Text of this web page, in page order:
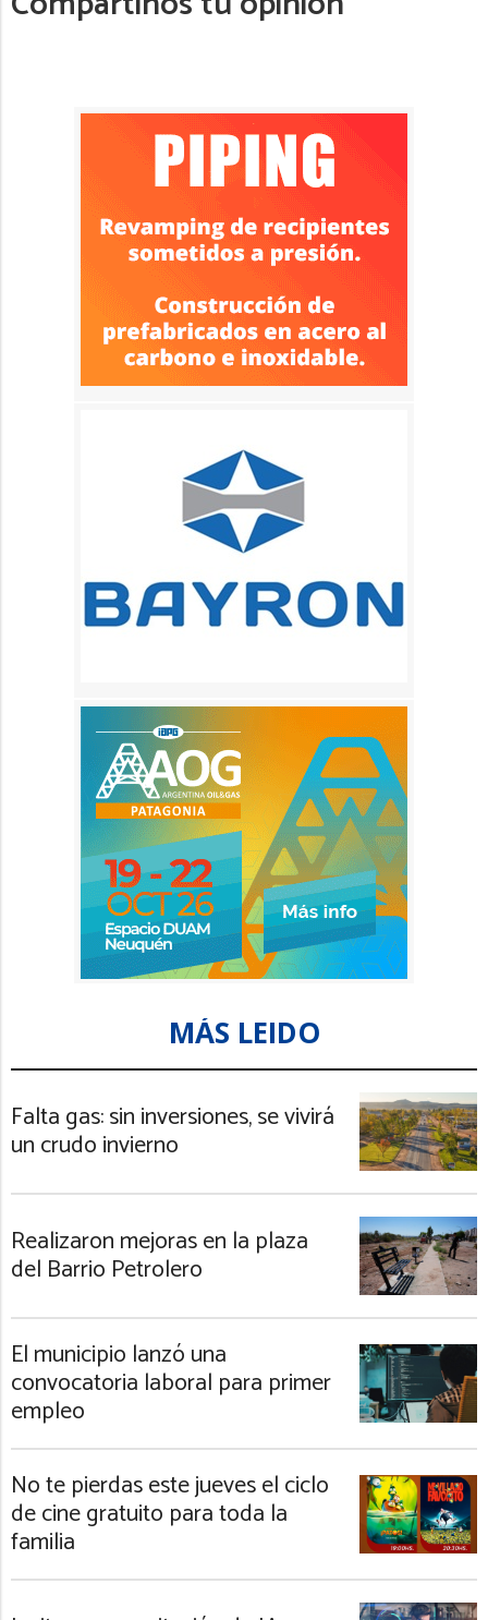
MÁS LEIDO
Falta gas: sin inversiones, se vivirá
un crudo invierno
Realizaron mejoras en la plaza
del Barrio Petrolero
El municipio lanzó una
convocatoria laboral para primer
empleo
No te pierdas este jueves el ciclo
de cine gratuito para toda la
familia